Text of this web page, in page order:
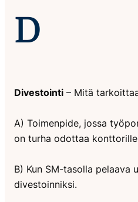
D
Divestointi – Mitä
A) Toimenpide, jossa
on turha odottaa
B) Kun SM-tasolla pelaava
divestoinniksi.